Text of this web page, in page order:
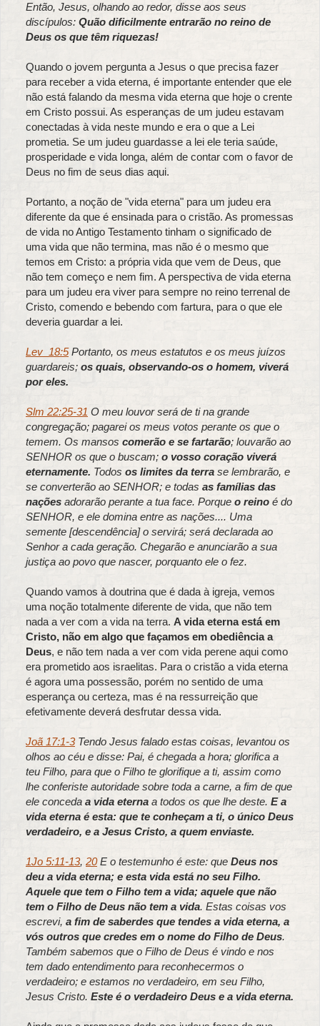
Então, Jesus, olhando ao redor, disse aos seus
discípulos: Quão dificilmente entrarão no reino de
Deus os que têm riquezas!
Quando o jovem pergunta a Jesus o que precisa fazer
para receber a vida eterna, é importante entender que ele
não está falando da mesma vida eterna que hoje o crente
em Cristo possui. As esperanças de um judeu estavam
conectadas à vida neste mundo e era o que a Lei
prometia. Se um judeu guardasse a lei ele teria saúde,
prosperidade e vida longa, além de contar com o favor de
Deus no fim de seus dias aqui.
Portanto, a noção de "vida eterna" para um judeu era
diferente da que é ensinada para o cristão. As promessas
de vida no Antigo Testamento tinham o significado de
uma vida que não termina, mas não é o mesmo que
temos em Cristo: a própria vida que vem de Deus, que
não tem começo e nem fim. A perspectiva de vida eterna
para um judeu era viver para sempre no reino terrenal de
Cristo, comendo e bebendo com fartura, para o que ele
deveria guardar a lei.
Lev_18:5Portanto, os meus estatutos e os meus juízos
guardareis; os quais, observando-os o homem, viverá
por eles.
Slm 22:25-31 O meu louvor será de ti na grande
congregação; pagarei os meus votos perante os que o
temem. Os mansos comerão e se fartarão; louvarão ao
SENHOR os que o buscam; o vosso coração viverá
eternamente. Todos os limites da terra se lembrarão, e
se converterão ao SENHOR; e todas as famílias das
nações adorarão perante a tua face. Porque o reino é do
SENHOR, e ele domina entre as nações.... Uma
semente [descendência] o servirá; será declarada ao
Senhor a cada geração. Chegarão e anunciarão a sua
justiça ao povo que nascer, porquanto ele o fez.
Quando vamos à doutrina que é dada à igreja, vemos
uma noção totalmente diferente de vida, que não tem
nada a ver com a vida na terra. A vida eterna está em
Cristo, não em algo que façamos em obediência a
Deus, e não tem nada a ver com vida perene aqui como
era prometido aos israelitas. Para o cristão a vida eterna
é agora uma possessão, porém no sentido de uma
esperança ou certeza, mas é na ressurreição que
efetivamente deverá desfrutar dessa vida.
Joã 17:1-3Tendo Jesus falado estas coisas, levantou os
olhos ao céu e disse: Pai, é chegada a hora; glorifica a
teu Filho, para que o Filho te glorifique a ti, assim como
lhe conferiste autoridade sobre toda a carne, a fim de que
ele conceda a vida eterna a todos os que lhe deste. E a
vida eterna é esta: que te conheçam a ti, o único Deus
verdadeiro, e a Jesus Cristo, a quem enviaste.
1Jo 5:11-13, 20E o testemunho é este: que Deus nos
deu a vida eterna; e esta vida está no seu Filho.
Aquele que tem o Filho tem a vida; aquele que não
tem o Filho de Deus não tem a vida. Estas coisas vos
escrevi, a fim de saberdes que tendes a vida eterna, a
vós outros que credes em o nome do Filho de Deus.
Também sabemos que o Filho de Deus é vindo e nos
tem dado entendimento para reconhecermos o
verdadeiro; e estamos no verdadeiro, em seu Filho,
Jesus Cristo. Este é o verdadeiro Deus e a vida eterna.